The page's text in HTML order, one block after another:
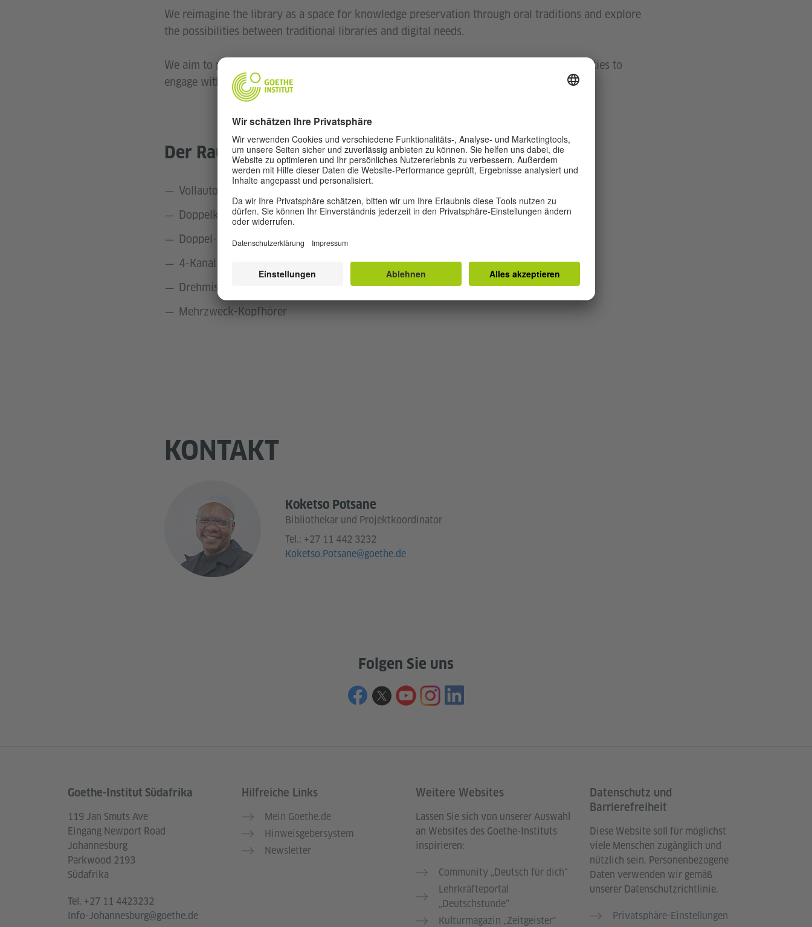
We reimagine the library as a space for knowledge preservation through oral traditions and explore
the possibilities between traditional libraries and digital needs.
We aim to preserve cultural memory while encouraging artists, researchers, and communities to
engage with sound as a tool for history, identity, and creative expression.
Der Raum ist ausgestattet mit:
Vollautomatischem Plattenspieler mit Riemenantrieb
Doppelkassettendeck
Doppel-CD-Player
4-Kanal-Stereo-Kopfhörerverstärker
Drehmischer
Mehrzweck-Kopfhörer
KONTAKT
Koketso Potsane
Bibliothekar und Projektkoordinator
Tel.: +27 11 442 3232
Koketso.Potsane@goethe.de
Folgen Sie uns
Service- und Informationsbereich
Goethe-Institut Südafrika
119 Jan Smuts Ave
Eingang Newport Road
Johannesburg
Parkwood 2193
Südafrika
Tel. +27 11 4423232
Info-Johannesburg@goethe.de
Hilfreiche Links
Mein Goethe.de
Hinweisgebersystem
Newsletter
Weitere Websites
Lassen Sie sich von unserer Auswahl
an Websites des Goethe-Instituts
inspirieren:
Community „Deutsch für dich“
Lehrkräfteportal
„Deutschstunde“
Kulturmagazin „Zeitgeister"
Datenschutz und
Barrierefreiheit
Diese Website soll für möglichst
viele Menschen zugänglich und
nützlich sein. Personenbezogene
Daten verwenden wir gemäß
unserer Datenschutzrichtlinie.
Privatsphäre-Einstellungen